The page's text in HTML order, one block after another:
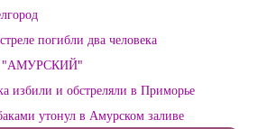
погибли два человека
избили и обстреляли в Приморье
утонул в Амурском заливе